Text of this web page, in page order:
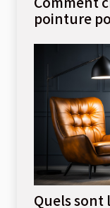
pointure
Quels sont